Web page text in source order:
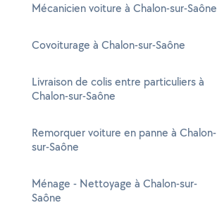
Mécanicien voiture à Chalon-sur-Saône
Covoiturage à Chalon-sur-Saône
Livraison de colis entre particuliers à
Chalon-sur-Saône
Remorquer voiture en panne à Chalon-
sur-Saône
Ménage - Nettoyage à Chalon-sur-
Saône